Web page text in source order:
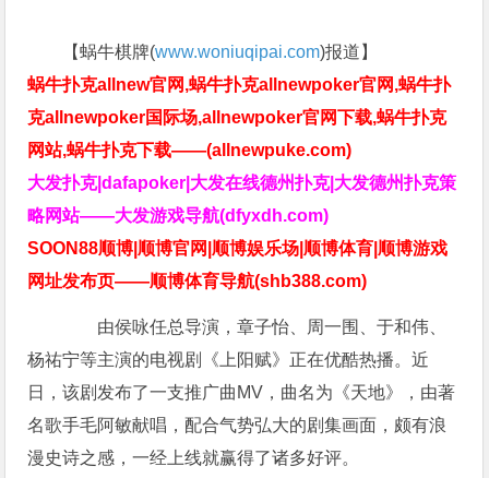
【蜗牛棋牌(www.woniuqipai.com)报道】
蜗牛扑克allnew官网,蜗牛扑克allnewpoker官网,蜗牛扑
克allnewpoker国际场,allnewpoker官网下载,蜗牛扑克
网站,蜗牛扑克下载——(allnewpuke.com)
大发扑克|dafapoker|大发在线德州扑克|大发德州扑克策
略网站——大发游戏导航(dfyxdh.com)
SOON88顺博|顺博官网|顺博娱乐场|顺博体育|顺博游戏
网址发布页——顺博体育导航(shb388.com)
由侯咏任总导演，章子怡、周一围、于和伟、
杨祐宁等主演的电视剧《上阳赋》正在优酷热播。近
日，该剧发布了一支推广曲MV，曲名为《天地》，由著
名歌手毛阿敏献唱，配合气势弘大的剧集画面，颇有浪
漫史诗之感，一经上线就赢得了诸多好评。